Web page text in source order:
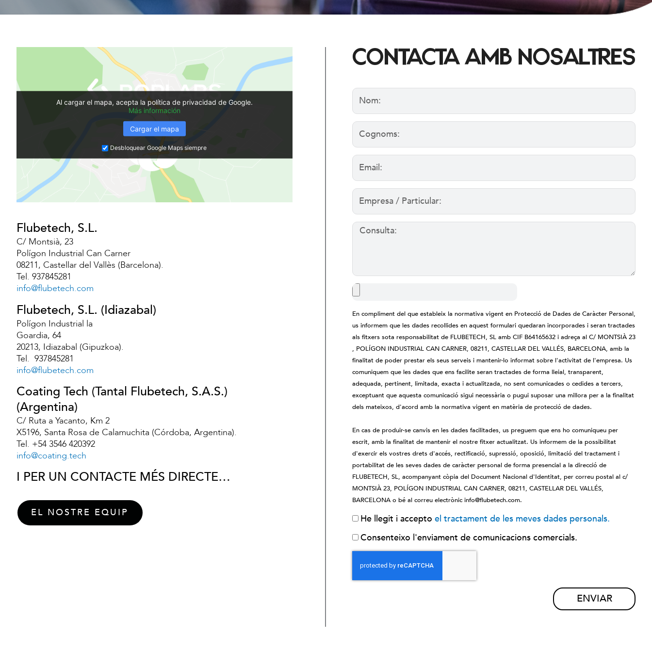
Contacte
Al cargar el mapa, acepta la política de privacidad de Google.
Más información
Cargar el mapa
Desbloquear Google Maps siempre
Flubetech, S.L.
C/ Montsià, 23
Polígon Industrial Can Carner
08211, Castellar del Vallès (Barcelona).
Tel. 937845281
info@flubetech.com
Flubetech, S.L. (Idiazabal)
Polígon Industrial la
Goardia, 64
20213, Idiazabal (Gipuzkoa).
Tel. 937845281
info@flubetech.com
Coating Tech (Tantal Flubetech, S.A.S.)
(Argentina)
C/ Ruta a Yacanto, Km 2
X5196, Santa Rosa de Calamuchita (Córdoba, Argentina).
Tel. +54 3546 420392
info@coating.tech
I PER UN CONTACTE MÉS DIRECTE…
EL NOSTRE EQUIP
CONTACTA AMB NOSALTRES
Nom:
Cognoms:
Email:
Empresa
Particular:
Consulta:
En compliment del que estableix la normativa vigent en Protecció de Dades de Caràcter Personal,
us informem que les dades recollides en aquest formulari quedaran incorporades i seran tractades
als fitxers sota responsabilitat de FLUBETECH, SL amb CIF B64165632 i adreça al C/ MONTSIÀ 23
, POLÍGON INDUSTRIAL CAN CARNER, 08211, CASTELLAR DEL VALLÉS, BARCELONA, amb la
finalitat de poder prestar els seus serveis i mantenir-lo informat sobre l'activitat de l'empresa. Us
comuniquem que les dades que ens facilite seran tractades de forma lleial, transparent,
adequada, pertinent, limitada, exacta i actualitzada, no sent comunicades o cedides a tercers,
exceptuant que aquesta comunicació sigui necessària o pugui suposar una millora per a la finalitat
dels mateixos, d'acord amb la normativa vigent en matèria de protecció de dades.
En cas de produir-se canvis en les dades facilitades, us preguem que ens ho comuniqueu per
escrit, amb la finalitat de mantenir el nostre fitxer actualitzat. Us informem de la possibilitat
d'exercir els vostres drets d'accés, rectificació, supressió, oposició, limitació del tractament i
portabilitat de les seves dades de caràcter personal de forma presencial a la direcció de
FLUBETECH, SL, acompanyant còpia del Document Nacional d'Identitat, per correu postal al c/
MONTSIÀ 23, POLÍGON INDUSTRIAL CAN CARNER, 08211, CASTELLAR DEL VALLÉS,
BARCELONA o bé al correu electrònic info@flubetech.com.
He llegit i accepto el tractament de les meves dades personals.
Consenteixo l'enviament de comunicacions comercials.
ENVIAR